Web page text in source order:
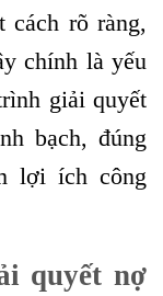
cách rõ ràng,
chính là yếu
giải quyết
bạch, đúng
lợi ích công
quyết nợ